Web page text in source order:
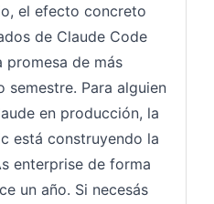
el efecto concreto
de Claude Code
de más
semestre. Para alguien
en producción, la
está construyendo la
enterprise de forma
un año. Si necesás